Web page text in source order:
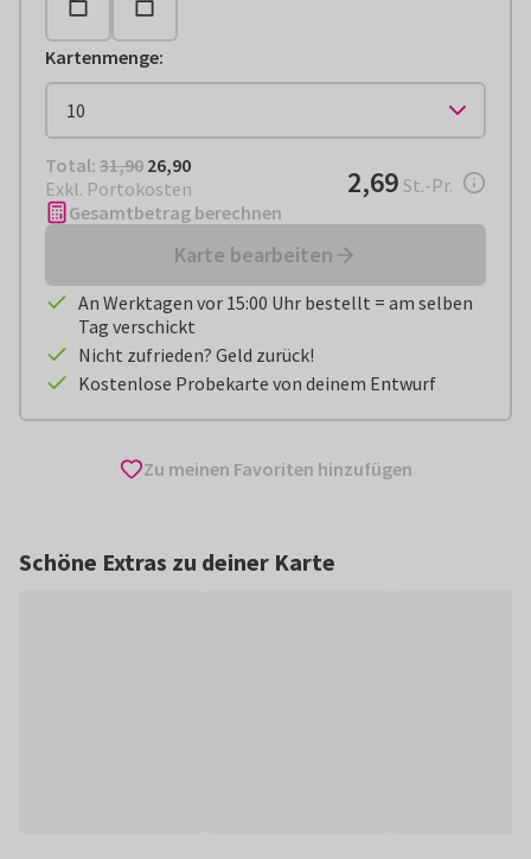
Kartenmenge:
Total: € 26,90
Total: 31,90 26,90
Exkl. Portokosten
€ 2,69pro Stück
2,69 St.-Pr.
Gesamtbetrag berechnen
Karte bearbeiten
An Werktagen vor 15:00 Uhr bestellt = am selben
Tag verschickt
Nicht zufrieden? Geld zurück!
Kostenlose Probekarte von deinem Entwurf
Zu meinen Favoriten hinzufügen
Schöne Extras zu deiner Karte